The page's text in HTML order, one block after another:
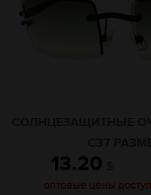
13.20 $
оптовые цены